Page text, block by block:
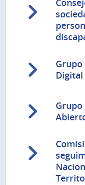
Grupo
Digital
Grupo